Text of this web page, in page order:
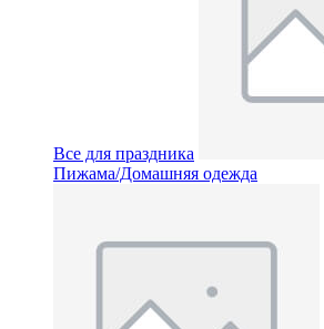
Все для праздника
Пижама/Домашняя одежда